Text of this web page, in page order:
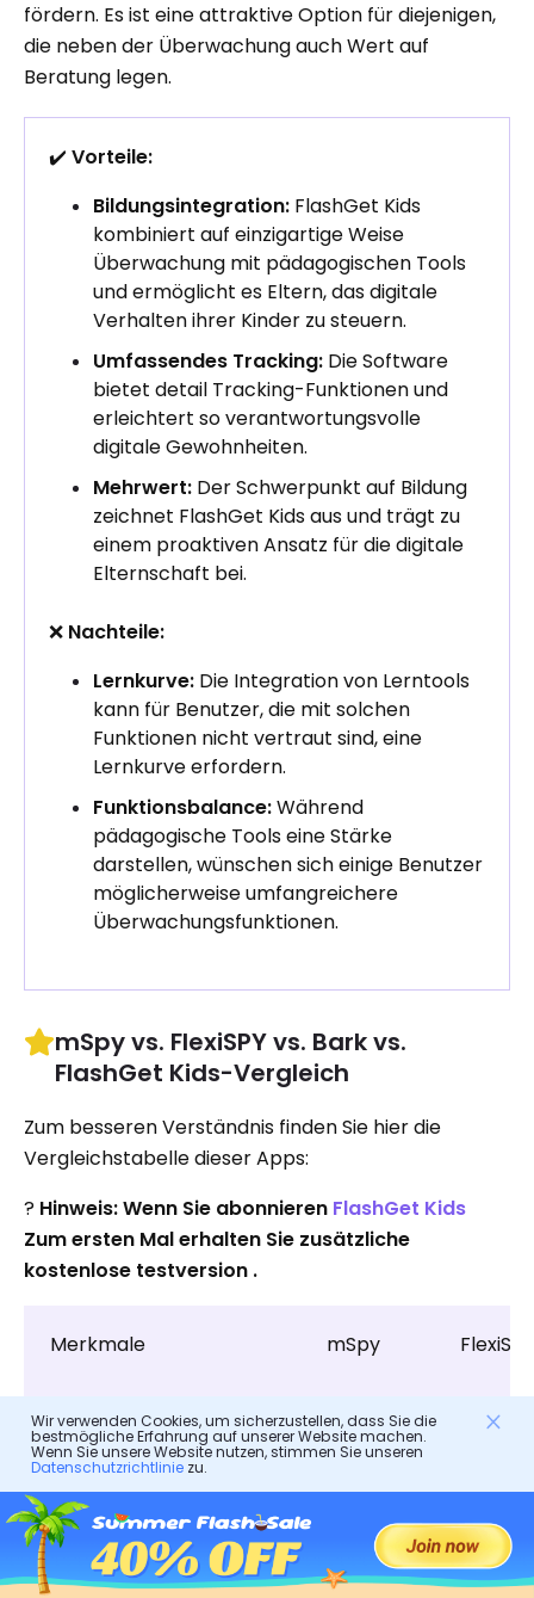
fördern. Es ist eine attraktive Option für diejenigen,
die neben der Überwachung auch Wert auf
Beratung legen.
✔️ Vorteile:
Bildungsintegration: FlashGet Kids
kombiniert auf einzigartige Weise
Überwachung mit pädagogischen Tools
und ermöglicht es Eltern, das digitale
Verhalten ihrer Kinder zu steuern.
Umfassendes Tracking: Die Software
bietet detail Tracking-Funktionen und
erleichtert so verantwortungsvolle
digitale Gewohnheiten.
Mehrwert: Der Schwerpunkt auf Bildung
zeichnet FlashGet Kids aus und trägt zu
einem proaktiven Ansatz für die digitale
Elternschaft bei.
❌ Nachteile:
Lernkurve: Die Integration von Lerntools
kann für Benutzer, die mit solchen
Funktionen nicht vertraut sind, eine
Lernkurve erfordern.
Funktionsbalance:Während
pädagogische Tools eine Stärke
darstellen, wünschen sich einige Benutzer
möglicherweise umfangreichere
Überwachungsfunktionen.
mSpy vs. FlexiSPY vs. Bark vs.
FlashGet Kids-Vergleich
Zum besseren Verständnis finden Sie hier die
Vergleichstabelle dieser Apps:
? Hinweis: Wenn Sie abonnieren FlashGet Kids
Zum ersten Mal erhalten Sie zusätzliche
kostenlose testversion .
Merkmale mSpy FlexiSPY
Preis
✔️ 1
$/Monat
✔️ 3
Wir verwenden Cookies, um sicherzustellen, dass Sie die
bestmögliche Erfahrung auf unserer Website machen.
Wenn Sie unsere Website nutzen, stimmen Sie unseren
Datenschutzrichtliniezu.